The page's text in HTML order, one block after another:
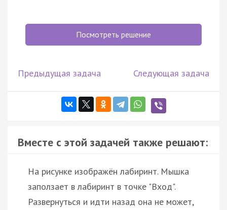
Посмотреть решение
Предыдущая задача Следующая задача
Вместе с этой задачей также решают:
На рисунке изображён лабиринт. Мышка
заползает в лабиринт в точке "Вход".
Развернуться и идти назад она не может,